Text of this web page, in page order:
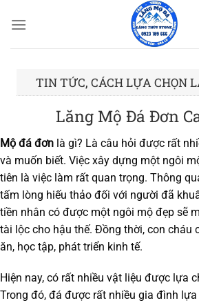
qua
TIN TỨC, CÁCH LỰA CHỌN
Lăng Mộ Đá Đơn
Mộ đá đơn là gì? Là câu hỏi được rất
và muốn biết. Việc xây dựng một ngôi
tiên là việc làm rất quan trọng. Thông
tấm lòng hiếu thảo đối với người đã
tiền nhân có được một ngôi mộ đẹp sẽ
tài lộc cho hậu thế. Đồng thời, con cháu
ăn, học tập, phát triển kinh tế.
Hiện nay, có rất nhiều vật liệu được lựa
Trong đó, đá được rất nhiều gia đình